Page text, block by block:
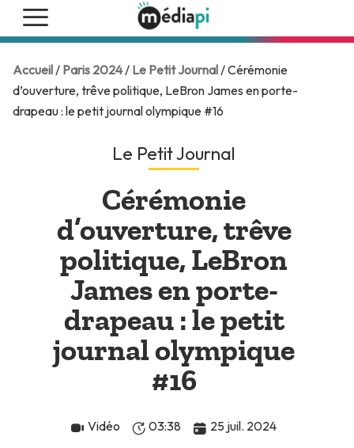
Accueil/ Paris 2024/ Le Petit Journal/ Cérémonie
d’ouverture, trêve politique, LeBron James en porte-
drapeau : le petit journal olympique #16
Le Petit Journal
Cérémonie
d’ouverture, trêve
politique, LeBron
James en porte-
drapeau : le petit
journal olympique
#16
Vidéo 03:38
25 juil. 2024